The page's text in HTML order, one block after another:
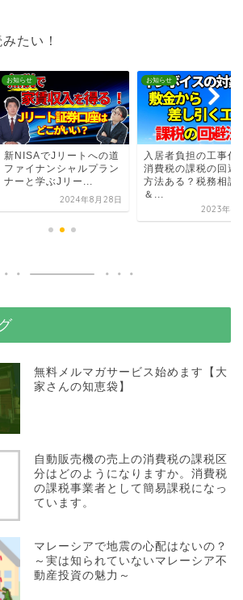
たい！
お知らせ
新NISAでJリートへの道
ファイナンシャルプラン
ナーと学ぶJリー...
2024年8月28日
お知らせ
入居者負担の工事代
消費税の課税の回避
方法ある？税務相談
＆...
2023年4
無料メルマガサービス始めます【大
家さんの知恵袋】
自動販売機の売上の消費税の課税区
分はどのようになりますか。消費税
の課税事業者として簡易課税になっ
ています。
マレーシアで地震の心配はないの？
～実は知られていないマレーシア不
動産投資の魅力～